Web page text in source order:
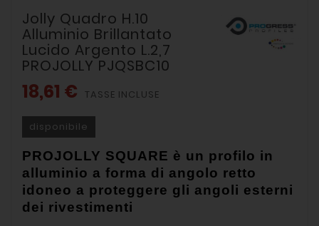
Jolly Quadro H.10
Alluminio Brillantato
Lucido Argento L.2,7
PROJOLLY PJQSBC10
18,61 € TASSE INCLUSE
disponibile
PROJOLLY SQUARE è un profilo in
alluminio a forma di angolo retto
idoneo a proteggere gli angoli esterni
dei rivestimenti